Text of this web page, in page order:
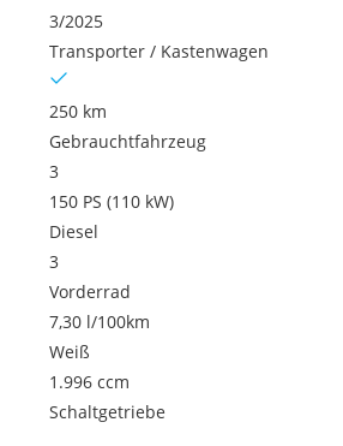
3/2025
Transporter / Kastenwagen
250 km
Gebrauchtfahrzeug
3
150 PS (110 kW)
Diesel
3
Vorderrad
7,30 l/100km
Weiß
1.996 ccm
Schaltgetriebe